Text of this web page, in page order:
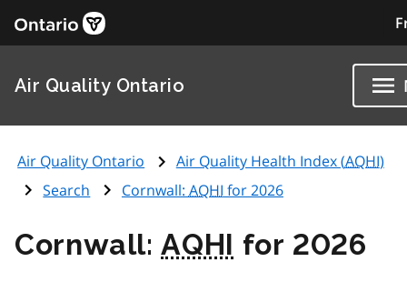
Air Quality Ontario
Air Quality Ontario Air Quality Health Index (AQHI)
Search
Cornwall: AQHI for 2026
Cornwall:AQHI for 2026